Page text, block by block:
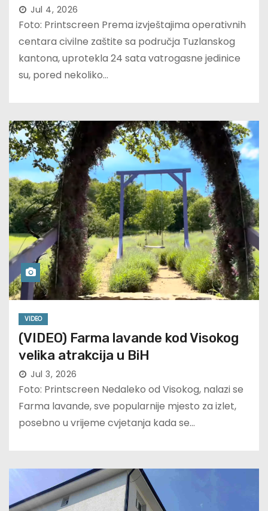
Jul 4, 2026
Foto: Printscreen Prema izvještajima operativnih
centara civilne zaštite sa područja Tuzlanskog
kantona, uprotekla 24 sata vatrogasne jedinice
su, pored nekoliko…
VIDEO
(VIDEO) Farma lavande kod Visokog
velika atrakcija u BiH
Jul 3, 2026
Foto: Printscreen Nedaleko od Visokog, nalazi se
Farma lavande, sve popularnije mjesto za izlet,
posebno u vrijeme cvjetanja kada se…